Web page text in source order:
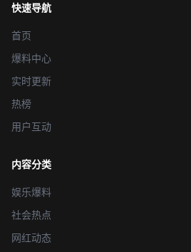
快速导航
首页
爆料中心
实时更新
热榜
用户互动
内容分类
娱乐爆料
社会热点
网红动态